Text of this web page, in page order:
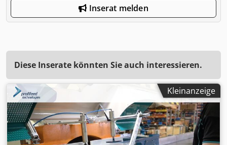
Inserat melden
Diese Inserate könnten Sie auch interessieren.
Kleinanzeige